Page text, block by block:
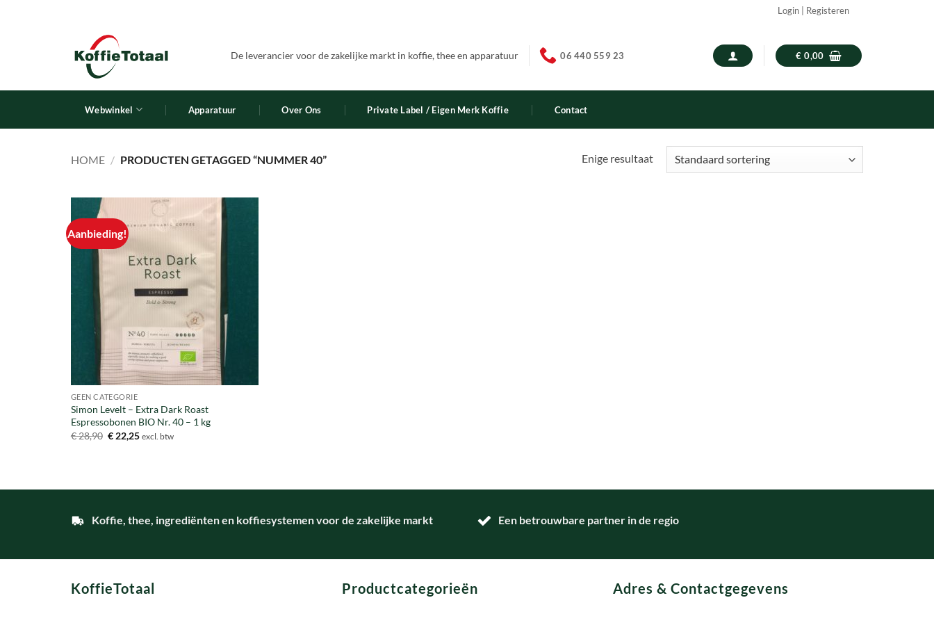
Login | Registeren
De leverancier voor de zakelijke markt in koffie, thee en apparatuur 06 440 559 23 € 0,00
Webwinkel Apparatuur Over Ons Private Label / Eigen Merk Koffie Contact
HOME / PRODUCTEN GETAGGED “NUMMER 40” Enige resultaat
Aanbieding!
GEEN CATEGORIE
Simon Levelt – Extra Dark Roast
Espressobonen BIO Nr. 40 – 1 kg
€28,90 Oorspronkelijke
prijs
€ 22,25Huidige
excl. btw
Koffie, thee, ingrediënten en koffiesystemen voor de zakelijke markt Een betrouwbare partner in de regio
KoffieTotaal Productcategorieën Adres & Contactgegevens